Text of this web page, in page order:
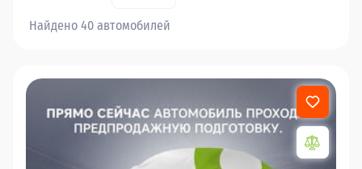
Найдено 40 автомобилей